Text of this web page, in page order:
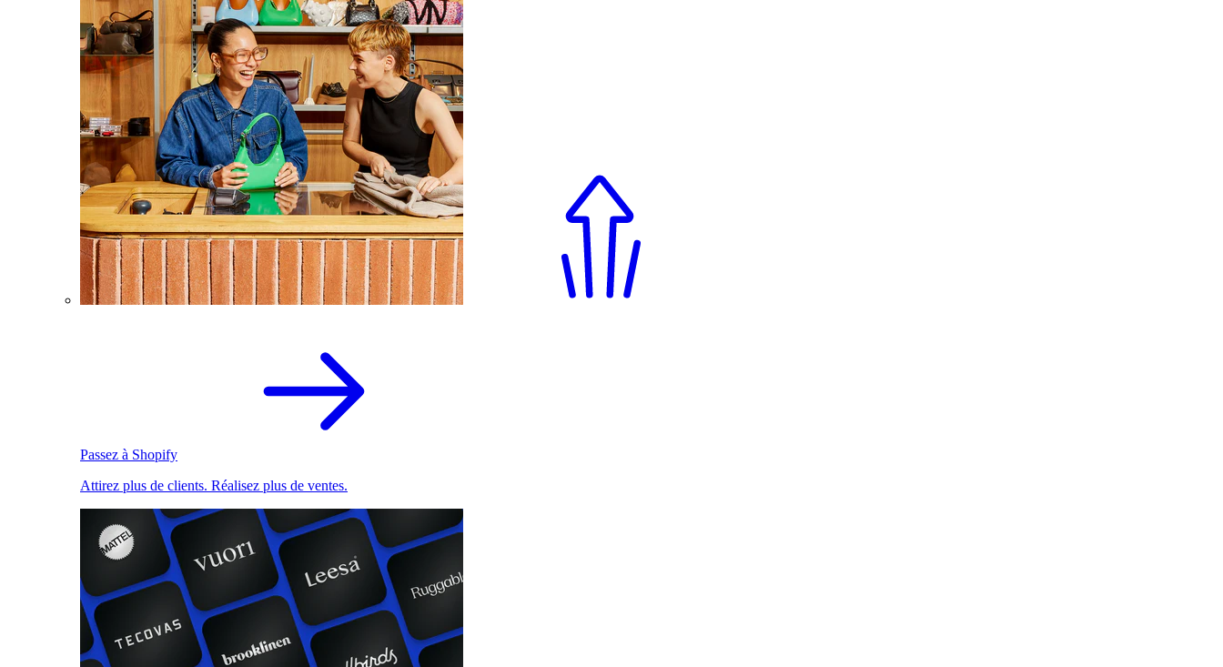
Passez à Shopify
Attirez plus de clients. Réalisez plus de ventes.